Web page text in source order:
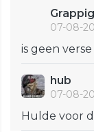
07-08-
is geen
hub
07-08-
Hulde voor